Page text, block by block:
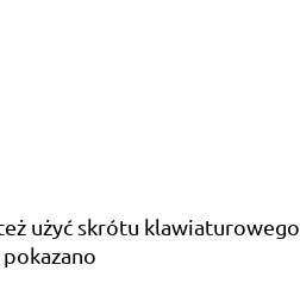
użyć skrótu klawiaturowego